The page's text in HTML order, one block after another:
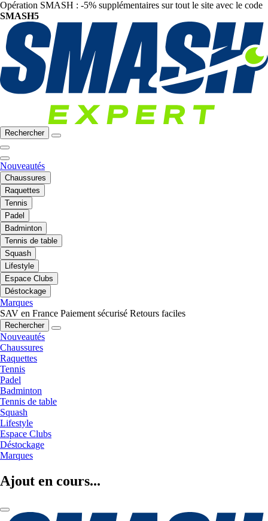
Opération SMASH : -5% supplémentaires sur tout le site avec le code
SMASH5
Rechercher
Nouveautés
Chaussures
Raquettes
Tennis
Padel
Badminton
Tennis de table
Squash
Lifestyle
Espace Clubs
Déstockage
Marques
SAV en France Paiement sécurisé Retours faciles
Rechercher
Nouveautés
Chaussures
Raquettes
Tennis
Padel
Badminton
Tennis de table
Squash
Lifestyle
Espace Clubs
Déstockage
Marques
Ajout en cours...